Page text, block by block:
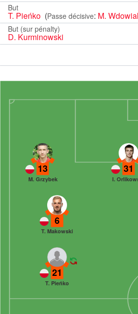
But
T. Pieńko (Passe décisive: M.
But (sur pénalty)
D. Kurminowski
31
I.
13
M. Grzybek
6
T. Makowski
21
T. Pieńko